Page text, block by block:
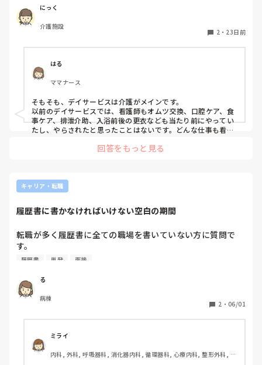
契約時には介護業務することは言われてないです。
正直、したくないです。人数が少なくてもそうやってしてき
たのになぜ変えるのかと思います。
デイで働かれてる看護師さんは介護業務を1日やらされてた
りしますか？
辞めようかすごく悩んでます。
にっく
介護施設
2 ・ 23日前
はる
ママナース
そもそも、デイサービスは介護がメインです。
以前のデイサービスでは、看護師もオムツ交換、口腔ケア、食
事ケア、排泄介助、入浴前後の更衣なども当たり前にやってい
たし、やらされたと思ったことはないです。どんな仕事も看護
やりたい仕事ができた方が楽しいと思います！応援していま
回答をもっと見る
キャリア・転職
履歴書に書かなければいけない空白の期間
転職が多く履歴書に全ての職場を書いていない方に質問で
す。
履歴書に書かない空白の期間、短期間＋短期間で長期間にな
すか？
私の案は、転職活動しながらリフレッシュしつつ単発で働い
てました、まだ准看でもあるので資格の勉強をしていまし
た、そのほかに案などありましたら今後の面接の参考にした
いです。
履歴書 単発 面接
る
病棟
2 ・ 06/01
ミライ
内科, 外科, 呼吸器科, 消化器内科, 循環器科, 心療内科, 整形外科, リ